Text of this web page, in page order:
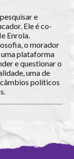
e
Ele é co-
Enrola.
o morador
plataforma
e questionar o
uma de
políticos